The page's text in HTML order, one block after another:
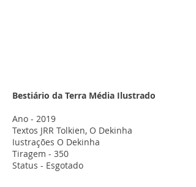
Bestiário da Terra Média Ilustrado
Ano - 2019
Textos JRR Tolkien, O Dekinha
Iustrações O Dekinha
Tiragem - 350
Status - Esgotado